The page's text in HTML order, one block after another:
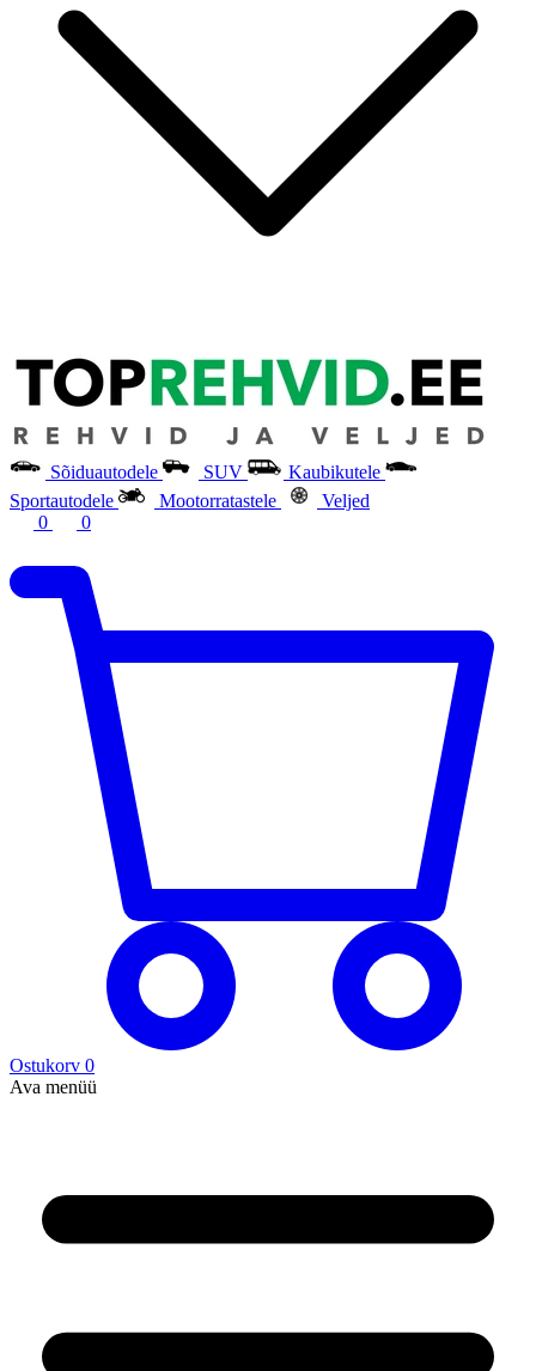
Sõiduautodele SUV
Kaubikutele
Sportautodele
Mootorratastele
Veljed
0
0
Ostukorv 0
Ava menüü